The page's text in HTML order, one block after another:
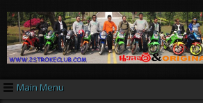
Main Menu